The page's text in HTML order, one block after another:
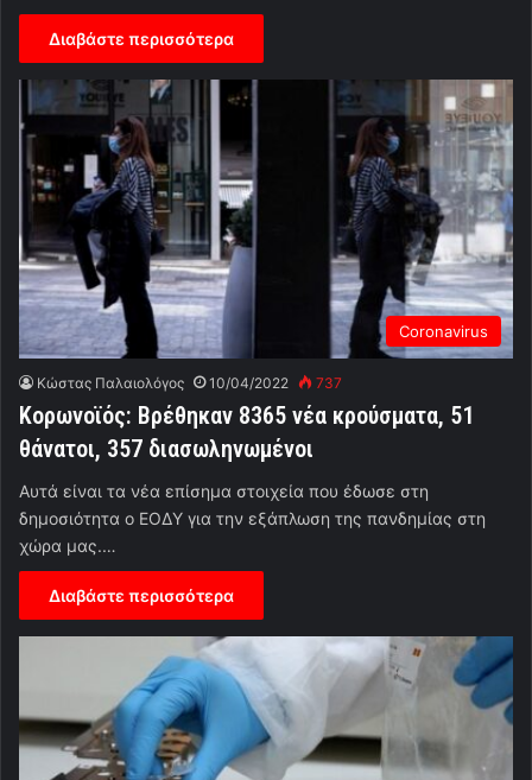
Διαβάστε περισσότερα
Coronavirus
Κώστας Παλαιολόγος 10/04/2022 737
Κορωνοϊός: Βρέθηκαν 8365 νέα κρούσματα, 51
θάνατοι, 357 διασωληνωμένοι
Αυτά είναι τα νέα επίσημα στοιχεία που έδωσε στη
δημοσιότητα ο ΕΟΔΥ για την εξάπλωση της πανδημίας στη
χώρα μας.…
Διαβάστε περισσότερα